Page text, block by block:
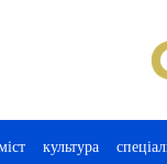
культура